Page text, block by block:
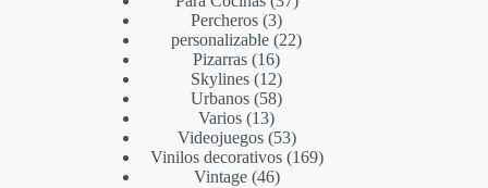
Percheros 3
personalizable 22
Pizarras 16
Skylines 12
Urbanos 58
Varios 13
Videojuegos 53
Vinilos decorativos 169
Vintage 46